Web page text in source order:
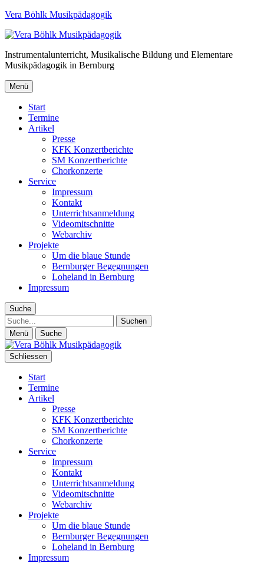
Vera Böhlk Musikpädagogik
Instrumentalunterricht, Musikalische Bildung und Elementare
Musikpädagogik in Bernburg
Menü
Start
Termine
Artikel
Presse
KFK Konzertberichte
SM Konzertberichte
Chorkonzerte
Service
Impressum
Kontakt
Unterrichtsanmeldung
Videomitschnitte
Webarchiv
Projekte
Um die blaue Stunde
Bernburger Begegnungen
Loheland in Bernburg
Impressum
Suche
Suche
Menü Suche
Schliessen
Start
Termine
Artikel
Presse
KFK Konzertberichte
SM Konzertberichte
Chorkonzerte
Service
Impressum
Kontakt
Unterrichtsanmeldung
Videomitschnitte
Webarchiv
Projekte
Um die blaue Stunde
Bernburger Begegnungen
Loheland in Bernburg
Impressum